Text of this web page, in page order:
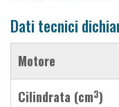
Dati tecnici
Motore
Cilindrata (cm3)